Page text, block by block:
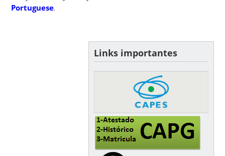
Portuguese.
Links importantes